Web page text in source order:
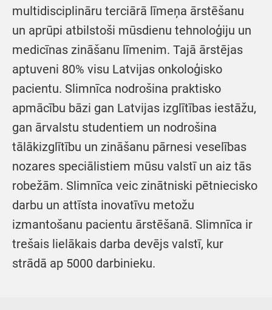
multidisciplināru terciārā līmeņa ārstēšanu
un aprūpi atbilstoši mūsdienu tehnoloģiju un
medicīnas zināšanu līmenim. Tajā ārstējas
aptuveni 80% visu Latvijas onkoloģisko
pacientu. Slimnīca nodrošina praktisko
apmācību bāzi gan Latvijas izglītības iestāžu,
gan ārvalstu studentiem un nodrošina
tālākizglītību un zināšanu pārnesi veselības
nozares speciālistiem mūsu valstī un aiz tās
robežām. Slimnīca veic zinātniski pētniecisko
darbu un attīsta inovatīvu metožu
izmantošanu pacientu ārstēšanā. Slimnīca ir
trešais lielākais darba devējs valstī, kur
strādā ap 5000 darbinieku.